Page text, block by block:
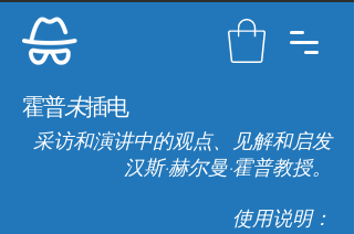
霍普未插电
采访和演讲中的观点、见解和启发
汉斯·赫尔曼·霍普教授。
使用说明：